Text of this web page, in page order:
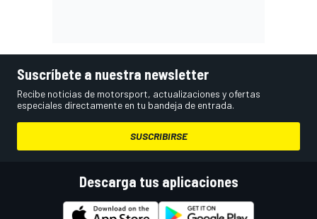
Suscríbete a nuestra newsletter
Recibe noticias de motorsport, actualizaciones y ofertas
especiales directamente en tu bandeja de entrada.
SUSCRIBIRSE
Descarga tus aplicaciones